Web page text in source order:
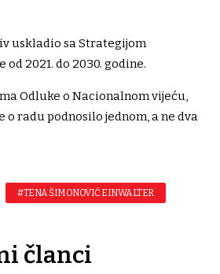
uskladio sa Strategijom
2021. do 2030. godine.
Odluke o Nacionalnom vijeću,
o radu podnosilo jednom, a ne dva
#TENA ŠIMONOVIĆ EINWALTER
članci